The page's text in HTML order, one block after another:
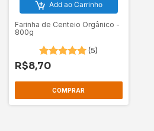
Add ao Carrinho
Farinha de Centeio Orgânico -
800g
(5)
R$8,70